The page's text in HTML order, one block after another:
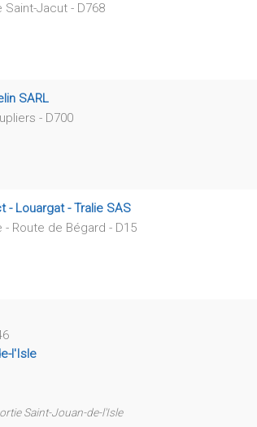
Saint-Jacut - D768
SARL
- D700
- Louargat - Tralie SAS
Route de Bégard - D15
l'Isle
Saint-Jouan-de-l'Isle